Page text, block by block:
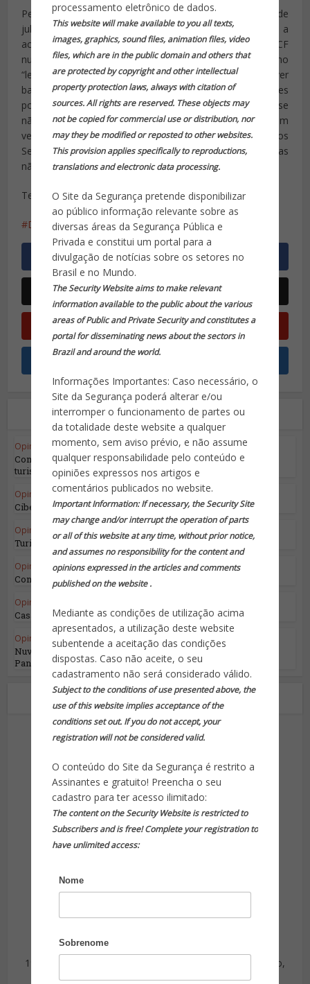
processamento eletrônico de dados.
This website will make available to you all texts,
images, graphics, sound files, animation files, video
files, which are in the public domain and others that
are protected by copyright and other intellectual
property protection laws, always with citation of
sources. All rights are reserved. These objects may
not be copied for commercial use or distribution, nor
may they be modified or reposted to other websites.
This provision applies specifically to reproductions,
translations and electronic data processing.
O Site da Segurança pretende disponibilizar
ao público informação relevante sobre as
diversas áreas da Segurança Pública e
Privada e constitui um portal para a
divulgação de notícias sobre os setores no
Brasil e no Mundo.
The Security Website aims to make relevant
information available to the public about the various
areas of Public and Private Security and constitutes a
portal for disseminating news about the sectors in
Brazil and around the world.
Informações Importantes: Caso necessário, o
Site da Segurança poderá alterar e/ou
interromper o funcionamento de partes ou
da totalidade deste website a qualquer
momento, sem aviso prévio, e não assume
qualquer responsabilidade pelo conteúdo e
opiniões expressos nos artigos e
comentários publicados no website.
Important Information: If necessary, the Security Site
may change and/or interrupt the operation of parts
or all of this website at any time, without prior notice,
and assumes no responsibility for the content and
opinions expressed in the articles and comments
published on the website .
Mediante as condições de utilização acima
apresentados, a utilização deste website
subentende a aceitação das condições
dispostas. Caso não aceite, o seu
cadastramento não será considerado válido.
Subject to the conditions of use presented above, the
use of this website implies acceptance of the
conditions set out. If you do not accept, your
registration will not be considered valid.
O conteúdo do Site da Segurança é restrito a
Assinantes e gratuito! Preencha o seu
cadastro para ter acesso ilimitado:
The content on the Security Website is restricted to
Subscribers and is free! Complete your registration to
have unlimited access:
Nome
Sobrenome
Penso nisto porque o Supremo deu ao Senado o poder de
julgar o julgamento da Câmara no que respeita a
aceitação da acusação contra a Presidente. A nossa CF
nunca deu ao Senado este poder, mas o Supremo
“legislou” e é nisto que a Dilma está confiando em ver
barrado seu inpedimento. Agora, com as manifestações
populares, o Senado deverá rever sua posição, porque se
não aceitar a decisão da Câmara colocará o país num
verdadeiro estado de guerra, por culpa direta dos
Senadores. Claro que existem outras possibilidades, mas
não imagino quais sejam.
Telius Memória
Dilma impeachment Lula PT
Leia também
Opinião do Especialista
Compras: o passa tempo número um do
turismo!
Opinião do Especialista • Segurança da Informação
Cibersegurança no Domínio Espacial
Opinião do Especialista
Turismo e o Mercado Sénior
Opinião do Especialista
Convenções e Centros de Convenções
Opinião do Especialista
Casamentos são eventos de verão
Opinião do Especialista Segurança da Informação
Nuvens Tempestuosas: Navegando pelo
Panorama Complexo...
Sobre o autor
Telius Memoria
TELIUS ALONSO AVELINO MEMORIA
Seção de Investigação da Delegacia de Vigilância do
1967/68 - Diretor da Penitenciária Professor Lemos Brito,
da Secretaria de Justiça do Estado da Guanabara.